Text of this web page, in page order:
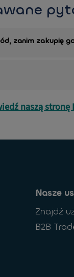
zanim zakupię
naszą stronę
Nasze
Znajdź
B2B